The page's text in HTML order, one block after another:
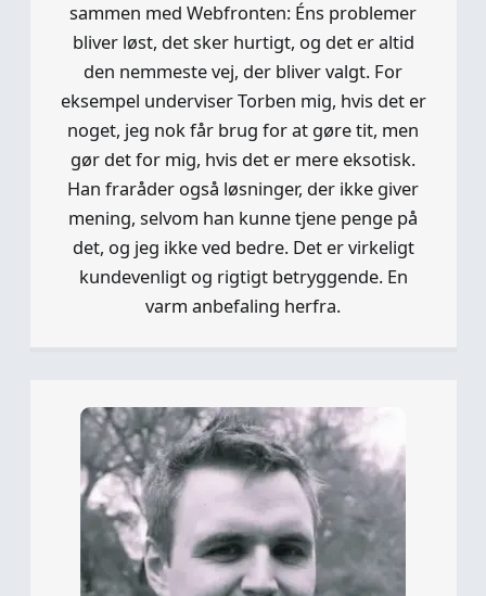
sammen med Webfronten: Éns problemer
bliver løst, det sker hurtigt, og det er altid
den nemmeste vej, der bliver valgt. For
eksempel underviser Torben mig, hvis det er
noget, jeg nok får brug for at gøre tit, men
gør det for mig, hvis det er mere eksotisk.
Han fraråder også løsninger, der ikke giver
mening, selvom han kunne tjene penge på
det, og jeg ikke ved bedre. Det er virkeligt
kundevenligt og rigtigt betryggende. En
varm anbefaling herfra.